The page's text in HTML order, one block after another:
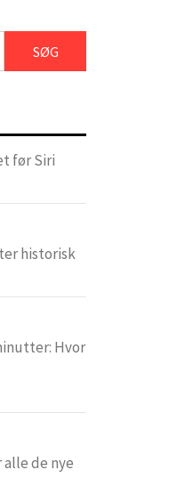
før Siri
historisk
Hvor
de nye